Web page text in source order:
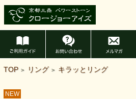
TOP > リング > キラッとリング
NEW